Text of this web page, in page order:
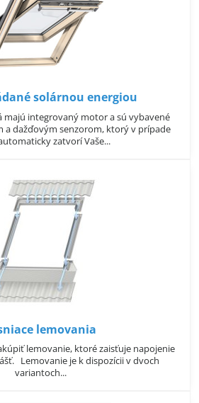
solárnou energiou
majú integrovaný motor a sú vybavené
a dažďovým senzorom, ktorý v prípade
zatvorí Vaše...
lemovania
lemovanie, ktoré zaisťuje napojenie
Lemovanie je k dispozícii v dvoch
variantoch...